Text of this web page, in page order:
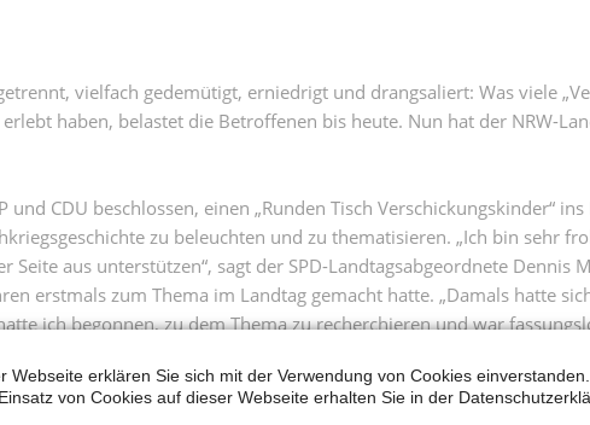
vielfach gedemütigt, erniedrigt und drangsaliert: Was viele
haben, belastet die Betroffenen bis heute. Nun hat der NRW-
und CDU beschlossen, einen „Runden Tisch Verschickungskinder“
zu beleuchten und zu thematisieren. „Ich bin sehr
aus unterstützen“, sagt der SPD-Landtagsabgeordnete Dennis
erstmals zum Thema im Landtag gemacht hatte. „Damals hatte
ich begonnen, zu dem Thema zu recherchieren und war
gegeben hat“, berichtet Maelzer. Nach mehreren
voranzutreiben.
Webseite erklären Sie sich mit der Verwendung von Cookies
von Cookies auf dieser Webseite erhalten Sie in der